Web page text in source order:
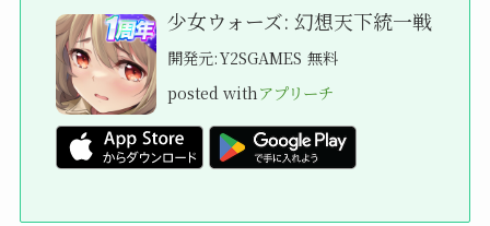
少女ウォーズ: 幻想天下統一戦
開発元:Y2SGAMES 無料
posted withアプリーチ